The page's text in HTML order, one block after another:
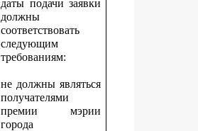
даты подачи заявки
должны
соответствовать
следующим
требованиям:
не должны являться
получателями
премии мэрии
города